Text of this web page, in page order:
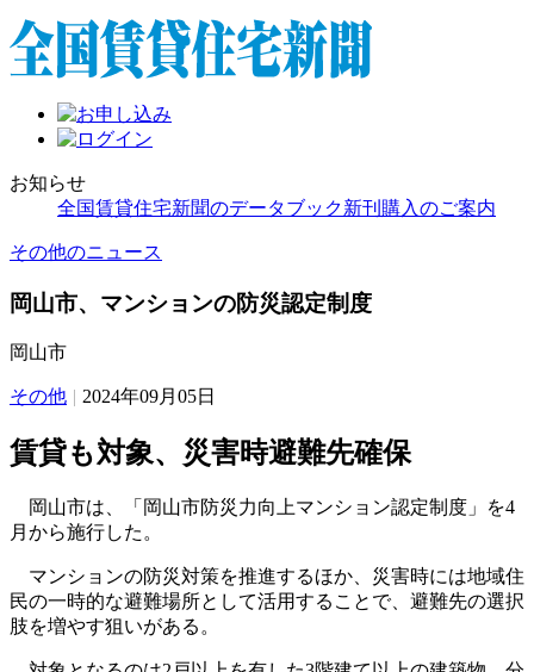
お知らせ
全国賃貸住宅新聞のデータブック新刊購入のご案内
その他のニュース
岡山市、マンションの防災認定制度
岡山市
その他 | 2024年09月05日
賃貸も対象、災害時避難先確保
岡山市は、「岡山市防災力向上マンション認定制度」を4
月から施行した。
マンションの防災対策を推進するほか、災害時には地域住
民の一時的な避難場所として活用することで、避難先の選択
肢を増やす狙いがある。